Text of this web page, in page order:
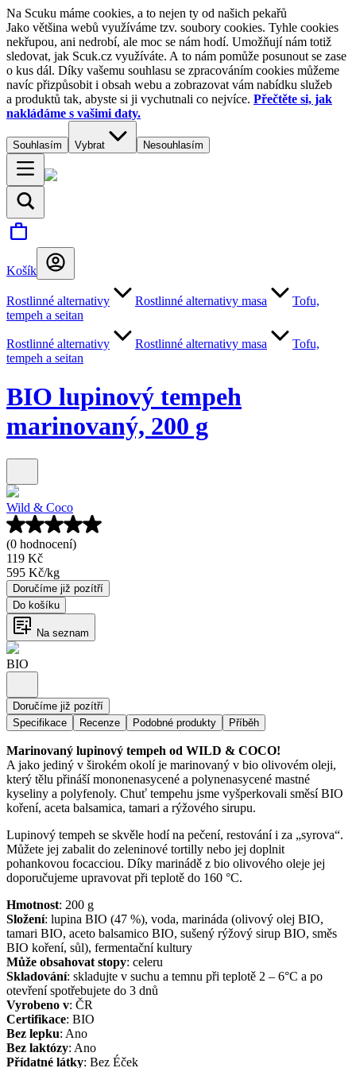
Na Scuku máme cookies, a to nejen ty od našich pekařů
Jako většina webů využíváme tzv. soubory cookies. Tyhle cookies
nekřupou, ani nedrobí, ale moc se nám hodí. Umožňují nám totiž
sledovat, jak Scuk.cz využíváte. A to nám pomůže posunout se zase
o kus dál. Díky vašemu souhlasu se zpracováním cookies můžeme
navíc přizpůsobit i obsah webu a zobrazovat vám nabídku služeb
a produktů tak, abyste si ji vychutnali co nejvíce. Přečtěte si, jak
nakládáme s vašimi daty.
Souhlasím Vybrat Nesouhlasím
Košík
Rostlinné alternativy Rostlinné alternativy masa
Tofu,
tempeh a seitan
Rostlinné alternativy Rostlinné alternativy masa
Tofu,
tempeh a seitan
BIO lupinový tempeh
marinovaný, 200 g
Wild & Coco
(0 hodnocení)
119 Kč
595 Kč/kg
Doručíme již pozítří
Do košíku
Na seznam
BIO
Doručíme již pozítří
Specifikace
Recenze Podobné produkty Příběh
Marinovaný lupinový tempeh od WILD & COCO!
A jako jediný v širokém okolí je marinovaný v bio olivovém oleji,
který tělu přináší mononenasycené a polynenasycené mastné
kyseliny a polyfenoly. Chuť tempehu jsme vyšperkovali směsí BIO
koření, aceta balsamica, tamari a rýžového sirupu.
Lupinový tempeh se skvěle hodí na pečení, restování i za „syrova“.
Můžete jej zabalit do zeleninové tortilly nebo jej doplnit
pohankovou focacciou. Díky marinádě z bio olivového oleje jej
doporučujeme upravovat při teplotě do 160 °C.
Hmotnost: 200 g
Složení: lupina BIO (47 %), voda, marináda (olivový olej BIO,
tamari BIO, aceto balsamico BIO, sušený rýžový sirup BIO, směs
BIO koření, sůl), fermentační kultury
Může obsahovat stopy: celeru
Skladování: skladujte v suchu a temnu při teplotě 2 – 6°C a po
otevření spotřebujete do 3 dnů
Vyrobeno v: ČR
Certifikace: BIO
Bez lepku: Ano
Bez laktózy: Ano
Přídatné látky: Bez Éček